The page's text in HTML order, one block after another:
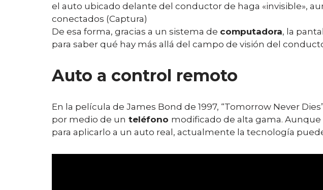
el auto ubicado delante del conductor de haga «invisible»,
conectados (Captura)
De esa forma, gracias a un sistema de computadora, la
para saber qué hay más allá del campo de visión del
Auto a control remoto
En la película de James Bond de 1997, “Tomorrow Never
por medio de un teléfono modificado de alta gama.
para aplicarlo a un auto real, actualmente la tecnología